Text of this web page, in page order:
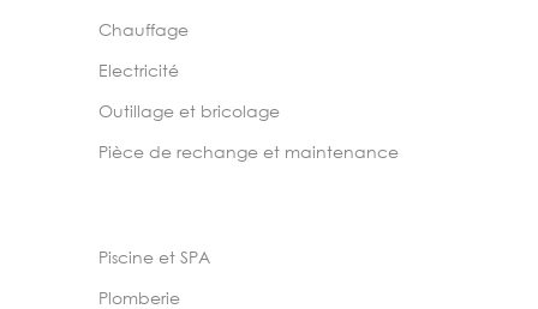
Chauffage
Electricité
Outillage et bricolage
Pièce de rechange et maintenance
Piscine et SPA
Plomberie